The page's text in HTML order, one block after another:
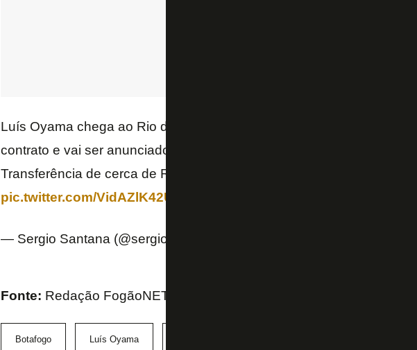
Luís Oyama chega ao Rio de Janeiro nesta terça-feira. Fará exames,
contrato e vai ser anunciado como jogador do Botafogo ainda
Transferência de cerca de R$ 2 milhões por 60% dos direitos do
pic.twitter.com/VidAZlK42U
— Sergio Santana (@sergiostn_)
Fonte: Redação FogãoNET e Twitter do repórter Sergio Santana
Botafogo Luís Oyama